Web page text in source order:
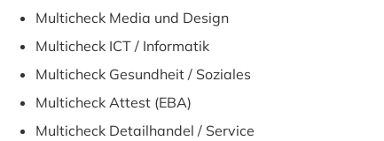
Multicheck Media und Design
Multicheck ICT / Informatik
Multicheck Gesundheit / Soziales
Multicheck Attest (EBA)
Multicheck Detailhandel / Service